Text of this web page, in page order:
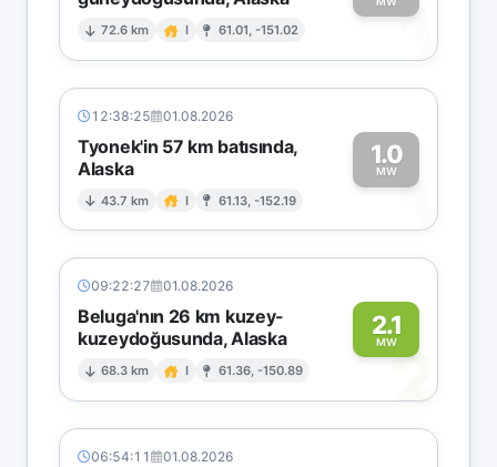
72.6 km I 61.01, -151.02 1
12:38:25 01.08.2026
Tyonek'in 57 km batısında,
Alaska
43.7 km I 61.13, -152.19
1.0
MW1
09:22:27 01.08.2026
Beluga'nın 26 km kuzey-
kuzeydoğusunda, Alaska
68.3 km I 61.36, -150.89
2.1
MW2
06:54:11 01.08.2026